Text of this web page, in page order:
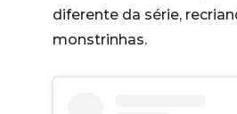
diferente da série,
monstrinhas.